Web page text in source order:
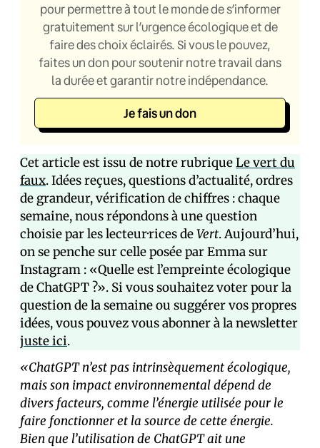
pour permettre à tout le monde de s’informer
gratuitement sur l’urgence écologique et de
faire des choix éclairés. Si vous le pouvez,
faites un don pour soutenir notre travail dans
la durée et garantir notre indépendance.
Je fais un don
Cet article est issu de notre rubriqueLe vert du
faux. Idées reçues, questions d’actualité, ordres
de grandeur, vérification de chiffres : chaque
semaine, nous répondons à une question
choisie par les lecteur·rices deVert. Aujourd’hui,
on se penche sur celle posée par Emma sur
Instagram : «Quelle est l’empreinte écologique
de ChatGPT ?». Si vous souhaitez voter pour la
question de la semaine ou suggérer vos propres
idées, vous pouvez vous abonner à la newsletter
juste ici.
«ChatGPT n’est pas intrinsèquement écologique,
mais son impact environnemental dépend de
divers facteurs, comme l’énergie utilisée pour le
faire fonctionner et la source de cette énergie.
Bien que l’utilisation de ChatGPT ait une